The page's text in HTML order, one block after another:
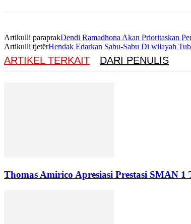
Artikulli paraprakDendi Ramadhona Akan Prioritaskan
Artikulli tjetërHendak Edarkan Sabu-Sabu Di wilayah
ARTIKEL TERKAIT DARI PENULIS
Thomas Amirico Apresiasi Prestasi SMAN 1